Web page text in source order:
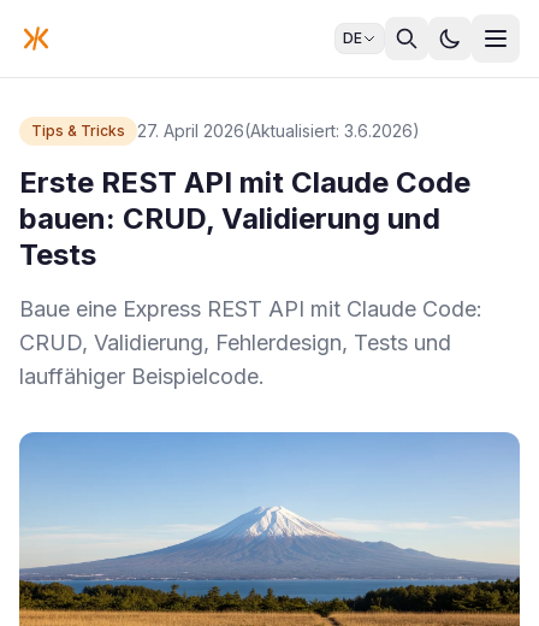
DE
Tips & Tricks 27. April 2026(Aktualisiert: 3.6.2026)
Erste REST API mit Claude Code
bauen: CRUD, Validierung und
Tests
Baue eine Express REST API mit Claude Code:
CRUD, Validierung, Fehlerdesign, Tests und
lauffähiger Beispielcode.